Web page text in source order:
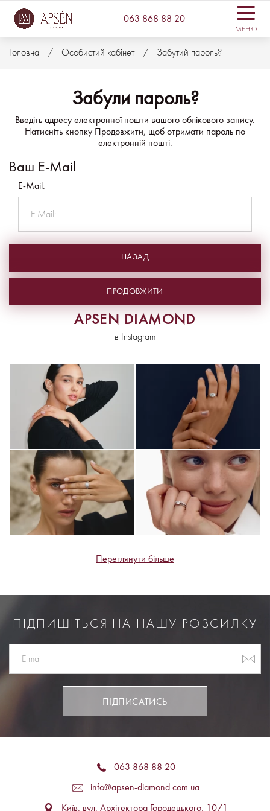
063 868 88 20
МЕНЮ
Головна Особистий кабінет Забутий пароль?
Забули пароль?
Введіть адресу електронної пошти вашого облікового запису.
Натисніть кнопку Продовжити, щоб отримати пароль по
електронній пошті.
Ваш E-Mail
E-Mail:
НАЗАД
APSEN DIAMOND
в Instagram
Переглянути більше
ПІДПИШІТЬСЯ НА НАШУ РОЗСИЛКУ
ПІДПИСАТИСЬ
063 868 88 20
info@apsen-diamond.com.ua
Київ, вул. Архітектора Городецького, 10/1